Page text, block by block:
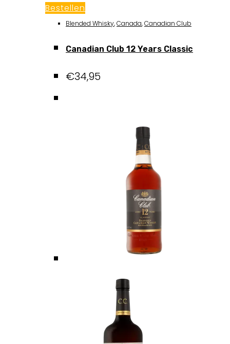
Bestellen
Blended Whisky,Canada,Canadian Club
Canadian Club 12 Years Classic
€34,95